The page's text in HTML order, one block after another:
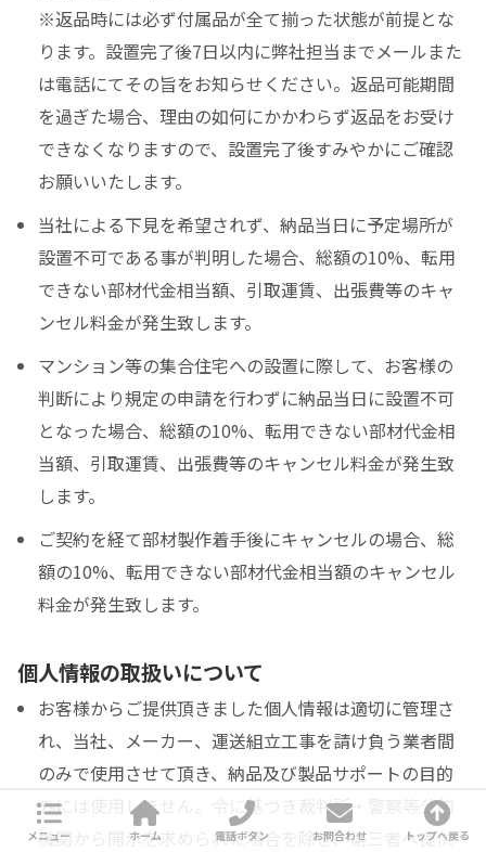
※返品時には必ず付属品が全て揃った状態が前提とな
ります。設置完了後7日以内に弊社担当までメールまた
は電話にてその旨をお知らせください。返品可能期間
を過ぎた場合、理由の如何にかかわらず返品をお受け
できなくなりますので、設置完了後すみやかにご確認
お願いいたします。
当社による下見を希望されず、納品当日に予定場所が
設置不可である事が判明した場合、総額の10%、転用
できない部材代金相当額、引取運賃、出張費等のキャ
ンセル料金が発生致します。
マンション等の集合住宅への設置に際して、お客様の
判断により規定の申請を行わずに納品当日に設置不可
となった場合、総額の10%、転用できない部材代金相
当額、引取運賃、出張費等のキャンセル料金が発生致
します。
ご契約を経て部材製作着手後にキャンセルの場合、総
額の10%、転用できない部材代金相当額のキャンセル
料金が発生致します。
個人情報の取扱いについて
お客様からご提供頂きました個人情報は適切に管理さ
れ、当社、メーカー、運送組立工事を請け負う業者間
のみで使用させて頂き、納品及び製品サポートの目的
外には使用しません。令に基づき裁判所・警察等公的
機関から開示を求められた場合を除き、第三者へ提供
メニュー ホーム 電話ボタン お問合わせ トップへ戻る